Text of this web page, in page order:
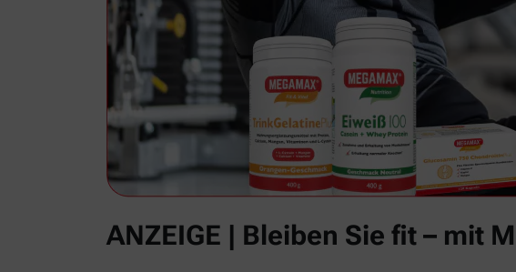
ANZEIGE | Bleiben Sie fit – mit